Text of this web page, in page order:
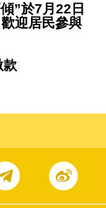
”於7月22日
迎居民參與
款